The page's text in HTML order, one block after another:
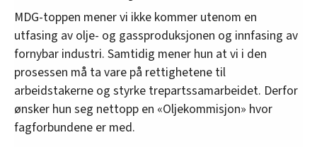
MDG-toppen mener vi ikke kommer utenom en
utfasing av olje- og gassproduksjonen og innfasing av
fornybar industri. Samtidig mener hun at vi i den
prosessen må ta vare på rettighetene til
arbeidstakerne og styrke trepartssamarbeidet. Derfor
ønsker hun seg nettopp en «Oljekommisjon» hvor
fagforbundene er med.